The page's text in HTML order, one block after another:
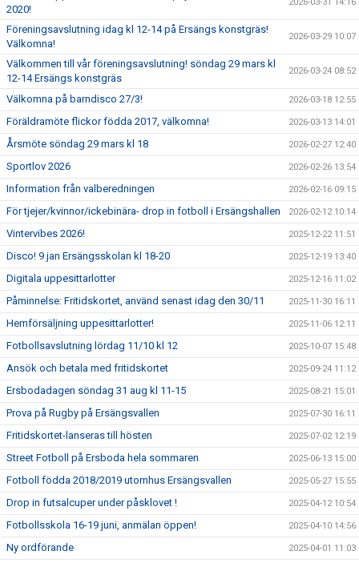
2020!
Föreningsavslutning idag kl 12-14 på Ersängs konstgräs!
Välkomna!
2026-03-29 10:07
Välkommen till vår föreningsavslutning! söndag 29 mars kl
12-14 Ersängs konstgräs
2026-03-24 08:52
Välkomna på barndisco 27/3! 2026-03-18 12:55
Föräldramöte flickor födda 2017, välkomna! 2026-03-13 14:01
Årsmöte söndag 29 mars kl 18 2026-02-27 12:40
Sportlov 2026 2026-02-26 13:54
Information från valberedningen 2026-02-16 09:15
För tjejer/kvinnor/ickebinära- drop in fotboll i Ersängshallen 2026-02-12 10:14
Vintervibes 2026! 2025-12-22 11:51
Disco! 9 jan Ersängsskolan kl 18-20 2025-12-19 13:40
Digitala uppesittarlotter 2025-12-16 11:02
Påminnelse: Fritidskortet, använd senast idag den 30/11 2025-11-30 16:11
Hemförsäljning uppesittarlotter! 2025-11-06 12:11
Fotbollsavslutning lördag 11/10 kl 12 2025-10-07 15:48
Ansök och betala med fritidskortet 2025-09-24 11:12
Ersbodadagen söndag 31 aug kl 11-15 2025-08-21 15:01
Prova på Rugby på Ersängsvallen 2025-07-30 16:11
Fritidskortet-lanseras till hösten 2025-07-02 12:19
Street Fotboll på Ersboda hela sommaren 2025-06-13 15:00
Fotboll födda 2018/2019 utomhus Ersängsvallen 2025-05-27 15:55
Drop in futsalcuper under påsklovet ! 2025-04-12 10:54
Fotbollsskola 16-19 juni, anmälan öppen! 2025-04-10 14:56
Ny ordförande 2025-04-01 11:03